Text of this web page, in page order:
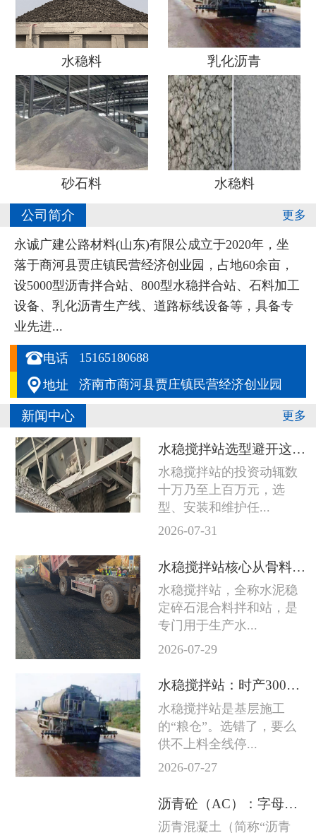
水稳料 乳化沥青
砂石料 水稳料
更多
公司简介
永诚广建公路材料(山东)有限公成立于2020年，坐
落于商河县贾庄镇民营经济创业园，占地60余亩，
设5000型沥青拌合站、800型水稳拌合站、石料加工
设备、乳化沥青生产线、道路标线设备等，具备专
业先进...
电话 15165180688
地址 济南市商河县贾庄镇民营经济创业园
更多
新闻中心
水稳搅拌站选型避开这五个坑，设备多用五年
水稳搅拌站的投资动辄数
十万乃至上百万元，选
型、安装和维护任...
2026-07-31
水稳搅拌站核心从骨料到成品料的完整技术链条
水稳搅拌站，全称水泥稳
定碎石混合料拌和站，是
专门用于生产水...
2026-07-29
水稳搅拌站：时产300吨和800吨差的不只是产量
水稳搅拌站是基层施工
的“粮仓”。选错了，要么
供不上料全线停...
2026-07-27
沥青砼（AC）：字母后面的数字越大石头越粗
沥青混凝土（简称“沥青